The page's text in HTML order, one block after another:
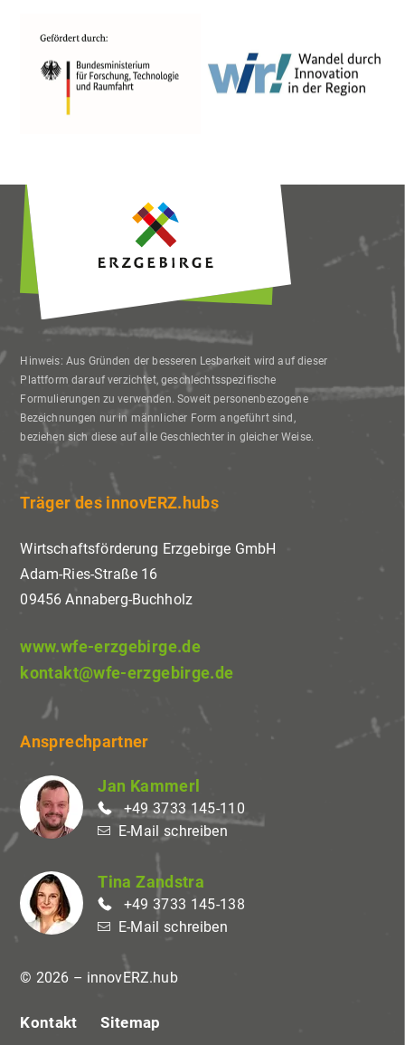
Hinweis: Aus Gründen der besseren Lesbarkeit wird auf dieser
Plattform darauf verzichtet, geschlechtsspezifische
Formulierungen zu verwenden. Soweit personenbezogene
Bezeichnungen nur in männlicher Form angeführt sind,
beziehen sich diese auf alle Geschlechter in gleicher Weise.
Träger des innovERZ.hubs
Wirtschaftsförderung Erzgebirge GmbH
Adam-Ries-Straße 16
09456 Annaberg-Buchholz
www.wfe-erzgebirge.de
kontakt@wfe-erzgebirge.de
Ansprechpartner
Jan Kammerl
+49 3733 145-110
E-Mail schreiben
Tina Zandstra
+49 3733 145-138
E-Mail schreiben
© 2026 – innovERZ.hub
Kontakt Sitemap